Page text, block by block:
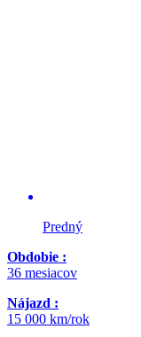
Predný
Obdobie :
36 mesiacov
Nájazd :
15 000 km/rok